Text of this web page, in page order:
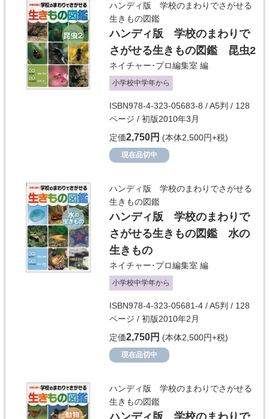
ハンディ版 学校のまわりでさがせる
生きもの図鑑
ハンディ版 学校のまわりで
さがせる生きもの図鑑 昆虫2
ネイチャー･プロ編集室 編
小学校中学年から
ISBN978-4-323-05683-8 / A5判 / 128
ページ / 初版2010年3月
定価2,750円 (本体2,500円+税)
現在品切中
ハンディ版 学校のまわりでさがせる
生きもの図鑑
ハンディ版 学校のまわりで
さがせる生きもの図鑑 水の
生きもの
ネイチャー･プロ編集室 編
小学校中学年から
ISBN978-4-323-05681-4 / A5判 / 128
ページ / 初版2010年2月
定価2,750円 (本体2,500円+税)
現在品切中
ハンディ版 学校のまわりでさがせる
生きもの図鑑
ハンディ版 学校のまわりで